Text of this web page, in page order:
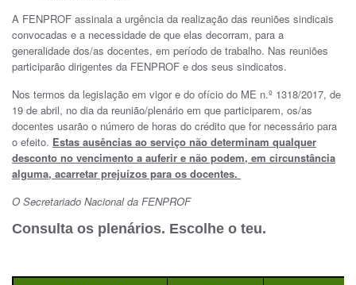
A FENPROF assinala a urgência da realização das reuniões sindicais
convocadas e a necessidade de que elas decorram, para a
generalidade dos/as docentes, em período de trabalho. Nas reuniões
participarão dirigentes da FENPROF e dos seus sindicatos.
Nos termos da legislação em vigor e do ofício do ME n.º 1318/2017, de
19 de abril, no dia da reunião/plenário em que participarem, os/as
docentes usarão o número de horas do crédito que for necessário para
o efeito. Estas ausências ao serviço não determinam qualquer
desconto no vencimento a auferir e não podem, em circunstância
alguma, acarretar prejuízos para os docentes.
O Secretariado Nacional da FENPROF
Consulta os plenários. Escolhe o teu.